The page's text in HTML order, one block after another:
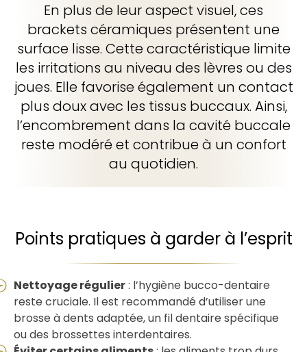
En plus de leur aspect visuel, ces
brackets céramiques présentent une
surface lisse. Cette caractéristique limite
les irritations au niveau des lèvres ou des
joues. Elle favorise également un contact
plus doux avec les tissus buccaux. Ainsi,
l’encombrement dans la cavité buccale
reste modéré et contribue à un confort
au quotidien.
Points pratiques à garder à l’esprit
Nettoyage régulier: l’hygiène bucco-dentaire
reste cruciale. Il est recommandé d’utiliser une
brosse à dents adaptée, un fil dentaire spécifique
ou des brossettes interdentaires.